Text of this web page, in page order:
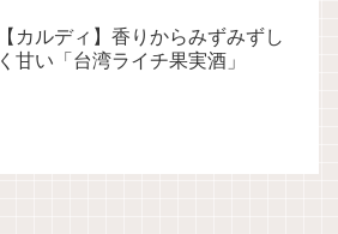
【カルディ】香りからみずみずし
く甘い「台湾ライチ果実酒」